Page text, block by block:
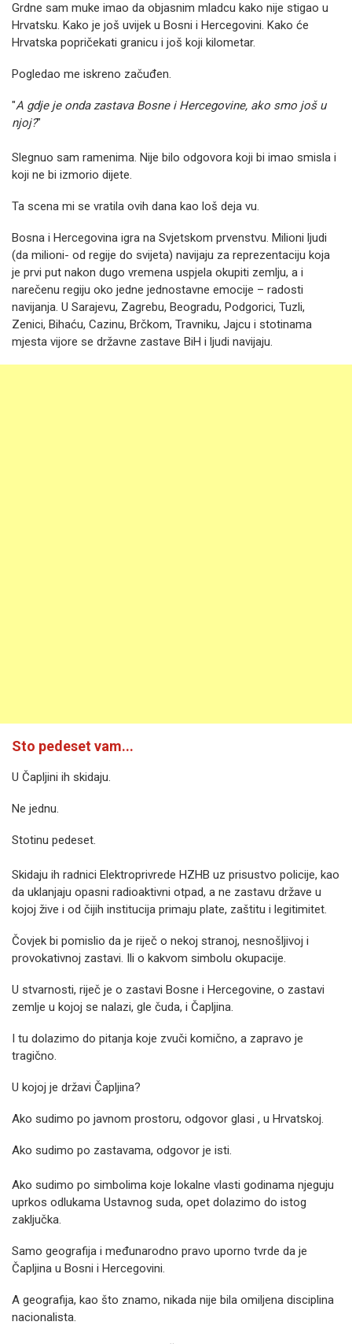
Grdne sam muke imao da objasnim mladcu kako nije stigao u
Hrvatsku. Kako je još uvijek u Bosni i Hercegovini. Kako će
Hrvatska popričekati granicu i još koji kilometar.
Pogledao me iskreno začuđen.
"A gdje je onda zastava Bosne i Hercegovine, ako smo još u
njoj?"
Slegnuo sam ramenima. Nije bilo odgovora koji bi imao smisla i
koji ne bi izmorio dijete.
Ta scena mi se vratila ovih dana kao loš deja vu.
Bosna i Hercegovina igra na Svjetskom prvenstvu. Milioni ljudi
(da milioni- od regije do svijeta) navijaju za reprezentaciju koja
je prvi put nakon dugo vremena uspjela okupiti zemlju, a i
narečenu regiju oko jedne jednostavne emocije – radosti
navijanja. U Sarajevu, Zagrebu, Beogradu, Podgorici, Tuzli,
Zenici, Bihaću, Cazinu, Brčkom, Travniku, Jajcu i stotinama
mjesta vijore se državne zastave BiH i ljudi navijaju.
Sto pedeset vam...
U Čapljini ih skidaju.
Ne jednu.
Stotinu pedeset.
Skidaju ih radnici Elektroprivrede HZHB uz prisustvo policije, kao
da uklanjaju opasni radioaktivni otpad, a ne zastavu države u
kojoj žive i od čijih institucija primaju plate, zaštitu i legitimitet.
Čovjek bi pomislio da je riječ o nekoj stranoj, nesnošljivoj i
provokativnoj zastavi. Ili o kakvom simbolu okupacije.
U stvarnosti, riječ je o zastavi Bosne i Hercegovine, o zastavi
zemlje u kojoj se nalazi, gle čuda, i Čapljina.
I tu dolazimo do pitanja koje zvuči komično, a zapravo je
tragično.
U kojoj je državi Čapljina?
Ako sudimo po javnom prostoru, odgovor glasi , u Hrvatskoj.
Ako sudimo po zastavama, odgovor je isti.
Ako sudimo po simbolima koje lokalne vlasti godinama njeguju
uprkos odlukama Ustavnog suda, opet dolazimo do istog
zaključka.
Samo geografija i međunarodno pravo uporno tvrde da je
Čapljina u Bosni i Hercegovini.
A geografija, kao što znamo, nikada nije bila omiljena disciplina
nacionalista.